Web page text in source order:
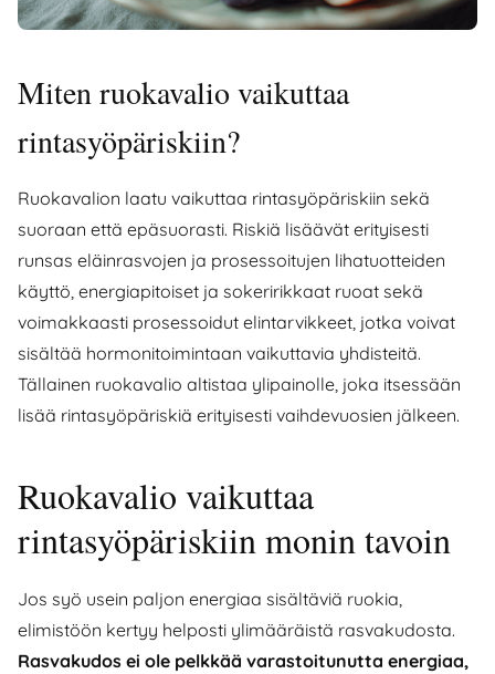
Miten ruokavalio vaikuttaa
rintasyöpäriskiin?
Ruokavalion laatu vaikuttaa rintasyöpäriskiin sekä
suoraan että epäsuorasti. Riskiä lisäävät erityisesti
runsas eläinrasvojen ja prosessoitujen lihatuotteiden
käyttö, energiapitoiset ja sokeririkkaat ruoat sekä
voimakkaasti prosessoidut elintarvikkeet, jotka voivat
sisältää hormonitoimintaan vaikuttavia yhdisteitä.
Tällainen ruokavalio altistaa ylipainolle, joka itsessään
lisää rintasyöpäriskiä erityisesti vaihdevuosien jälkeen.
Ruokavalio vaikuttaa
rintasyöpäriskiin monin tavoin
Jos syö usein paljon energiaa sisältäviä ruokia,
elimistöön kertyy helposti ylimääräistä rasvakudosta.
Rasvakudos ei ole pelkkää varastoitunutta energiaa,